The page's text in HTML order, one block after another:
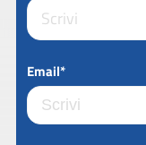
Email*